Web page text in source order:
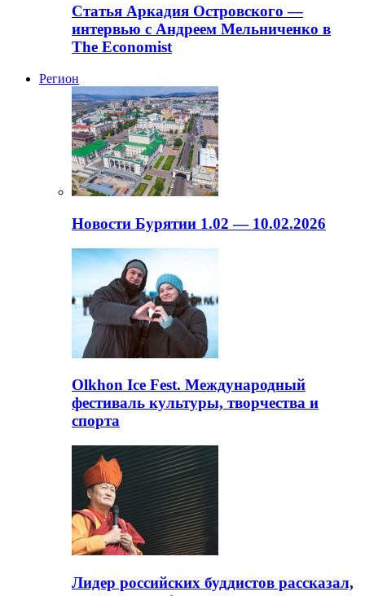
Статья Аркадия Островского —
интервью с Андреем Мельниченко в
The Economist
Регион
Новости Бурятии 1.02 — 10.02.2026
Olkhon Ice Fest. Международный
фестиваль культуры, творчества и
спорта
Лидер российских буддистов рассказал,